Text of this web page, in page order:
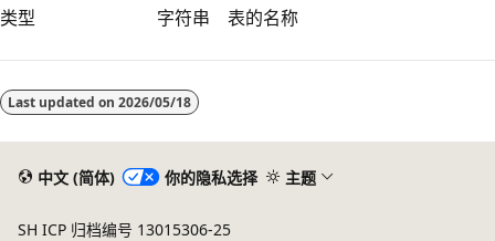
类型
字符串
表的名称
模
式
Last updated on 2026/05/18
中文 (简体) 你的隐私选择 主题
SH ICP 归档编号 13015306-25